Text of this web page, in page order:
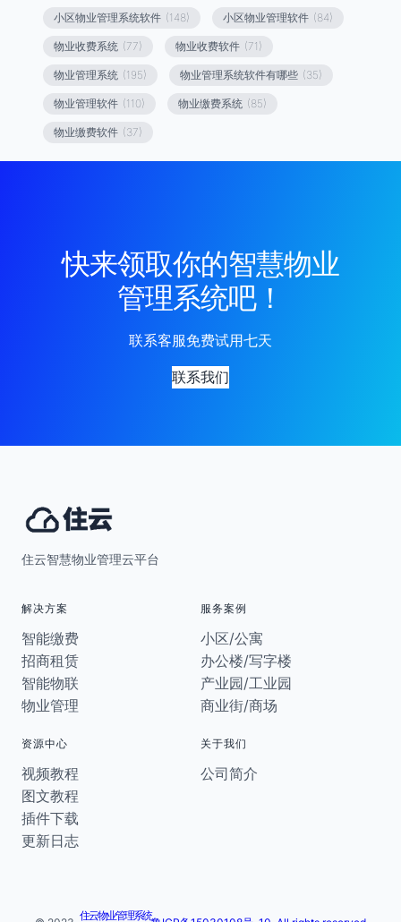
小区物业管理系统软件 (148) 小区物业管理软件 (84)
物业收费系统 (77) 物业收费软件 (71)
物业管理系统 (195) 物业管理系统软件有哪些 (35)
物业管理软件 (110) 物业缴费系统 (85)
物业缴费软件 (37)
快来领取你的智慧物业
管理系统吧！
联系客服免费试用七天
联系我们
住云智慧物业管理云平台
解决方案
智能缴费
招商租赁
智能物联
物业管理
服务案例
小区/公寓
办公楼/写字楼
产业园/工业园
商业街/商场
资源中心
视频教程
图文教程
插件下载
更新日志
关于我们
公司简介
住云物业管理系统